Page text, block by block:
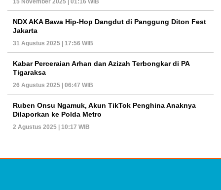
15 November 2025 | 01:16 WIB
NDX AKA Bawa Hip-Hop Dangdut di Panggung Diton Fest
Jakarta
31 Agustus 2025 | 17:56 WIB
Kabar Perceraian Arhan dan Azizah Terbongkar di PA
Tigaraksa
26 Agustus 2025 | 06:47 WIB
Ruben Onsu Ngamuk, Akun TikTok Penghina Anaknya
Dilaporkan ke Polda Metro
2 Agustus 2025 | 10:17 WIB